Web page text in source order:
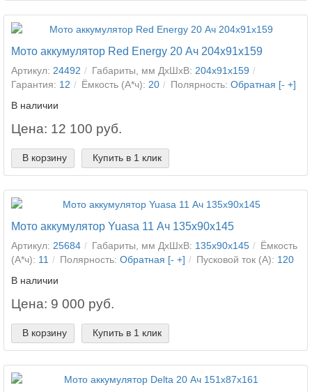
Мото аккумулятор Red Energy 20 Ач 204x91x159
Артикул: 24492 Габариты, мм ДхШхВ: 204x91x159
Гарантия: 12 Ёмкость (А*ч): 20 Полярность: Обратная [- +]
В наличии
Цена: 12 100 руб.
В корзину Купить в 1 клик
Мото аккумулятор Yuasa 11 Ач 135x90x145
Артикул: 25684 Габариты, мм ДхШхВ: 135x90x145
Ёмкость
(А*ч): 11 Полярность: Обратная [- +] Пусковой ток (А): 120
В наличии
Цена: 9 000 руб.
В корзину Купить в 1 клик